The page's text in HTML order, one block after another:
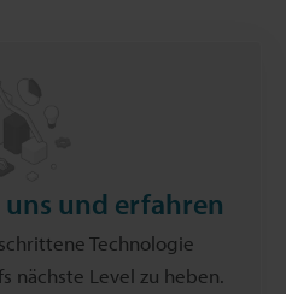
und erfahren
Technologie
nächste Level zu heben.